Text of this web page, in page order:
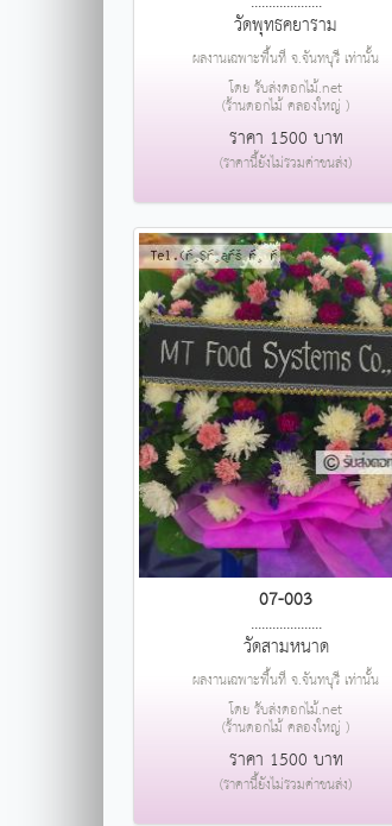
วัดพุทธคยาราม
ผลงานเฉพาะพื้นที่ จ.จันทบุรี เท่านั้น
โดย รับส่งดอกไม้.net
(ร้านดอกไม้ คลองใหญ่ )
ราคา 1500 บาท
(ราคานี้ยังไม่รวมค่าขนส่ง)
07-003
....................
วัดสามหนาด
ผลงานเฉพาะพื้นที่ จ.จันทบุรี เท่านั้น
โดย รับส่งดอกไม้.net
(ร้านดอกไม้ คลองใหญ่ )
ราคา 1500 บาท
(ราคานี้ยังไม่รวมค่าขนส่ง)